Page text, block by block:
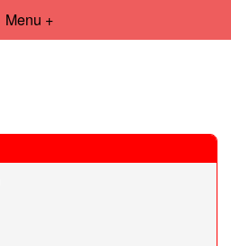
Menu +